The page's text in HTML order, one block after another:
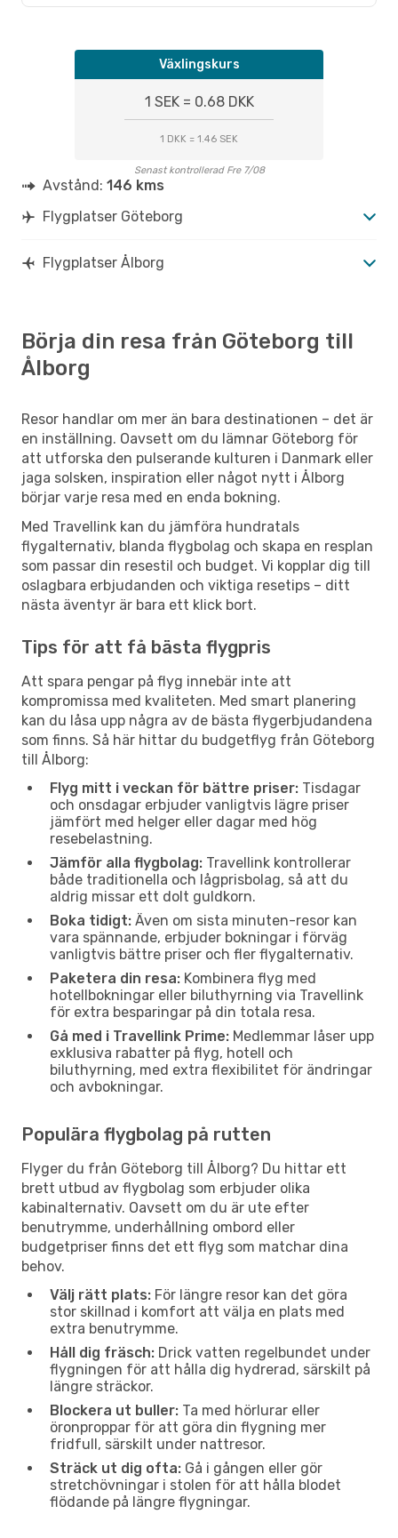
Växlingskurs
1 SEK = 0.68 DKK
1 DKK = 1.46 SEK
Senast kontrollerad Fre 7/08
Avstånd: 146 kms
Flygplatser Göteborg
Flygplatser Ålborg
Börja din resa från Göteborg till
Ålborg
Resor handlar om mer än bara destinationen – det är
en inställning. Oavsett om du lämnar Göteborg för
att utforska den pulserande kulturen i Danmark eller
jaga solsken, inspiration eller något nytt i Ålborg
börjar varje resa med en enda bokning.
Med Travellink kan du jämföra hundratals
flygalternativ, blanda flygbolag och skapa en resplan
som passar din resestil och budget. Vi kopplar dig till
oslagbara erbjudanden och viktiga resetips – ditt
nästa äventyr är bara ett klick bort.
Tips för att få bästa flygpris
Att spara pengar på flyg innebär inte att
kompromissa med kvaliteten. Med smart planering
kan du låsa upp några av de bästa flygerbjudandena
som finns. Så här hittar du budgetflyg från Göteborg
till Ålborg:
Flyg mitt i veckan för bättre priser: Tisdagar
och onsdagar erbjuder vanligtvis lägre priser
jämfört med helger eller dagar med hög
resebelastning.
Jämför alla flygbolag: Travellink kontrollerar
både traditionella och lågprisbolag, så att du
aldrig missar ett dolt guldkorn.
Boka tidigt: Även om sista minuten-resor kan
vara spännande, erbjuder bokningar i förväg
vanligtvis bättre priser och fler flygalternativ.
Paketera din resa: Kombinera flyg med
hotellbokningar eller biluthyrning via Travellink
för extra besparingar på din totala resa.
Gå med i Travellink Prime: Medlemmar låser upp
exklusiva rabatter på flyg, hotell och
biluthyrning, med extra flexibilitet för ändringar
och avbokningar.
Populära flygbolag på rutten
Flyger du från Göteborg till Ålborg? Du hittar ett
brett utbud av flygbolag som erbjuder olika
kabinalternativ. Oavsett om du är ute efter
benutrymme, underhållning ombord eller
budgetpriser finns det ett flyg som matchar dina
behov.
Välj rätt plats: För längre resor kan det göra
stor skillnad i komfort att välja en plats med
extra benutrymme.
Håll dig fräsch: Drick vatten regelbundet under
flygningen för att hålla dig hydrerad, särskilt på
längre sträckor.
Blockera ut buller: Ta med hörlurar eller
öronproppar för att göra din flygning mer
fridfull, särskilt under nattresor.
Sträck ut dig ofta: Gå i gången eller gör
stretchövningar i stolen för att hålla blodet
flödande på längre flygningar.